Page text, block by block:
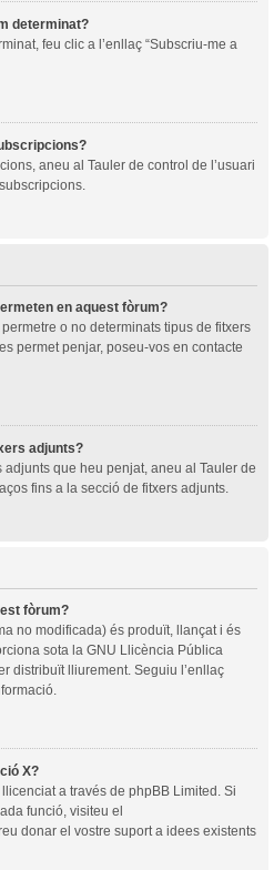
determinat?
feu clic a l’enllaç “Subscriu-me a
aneu al Tauler de control de l’usuari
en aquest fòrum?
o no determinats tipus de fitxers
permet penjar, poseu-vos en contacte
adjunts?
adjunts que heu penjat, aneu al Tauler de
fins a la secció de fitxers adjunts.
fòrum?
no modificada) és produït, llançat i és
sota la GNU Llicència Pública
distribuït lliurement. Seguiu l’enllaç
X?
a través de phpBB Limited. Si
funció, visiteu el
donar el vostre suport a idees existents